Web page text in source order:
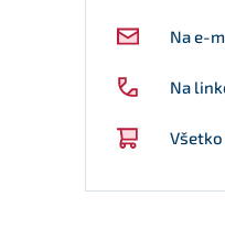
Na e-
Na